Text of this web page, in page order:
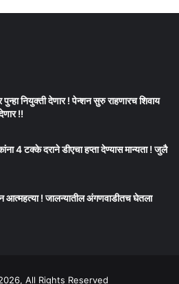
पुन्हा नियुक्ती देणार ! पेन्शन सुरु राहणारच शिवाय
!!
4 टक्के दराने डीएचा हप्ता देण्यास मान्यता ! जुलै
! जालन्यातील अंगणवाडीतच घेतला
All Rights Reserved